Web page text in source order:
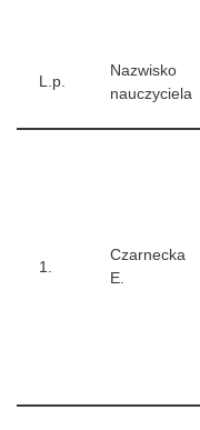
L.p.
Nazwisko
nauczyciela
1.
Czarnecka
E.